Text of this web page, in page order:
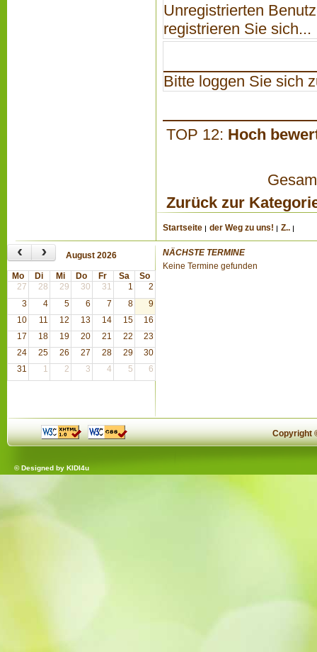
Unregistrierten
registrieren Sie sich...
Bitte loggen Sie sich
TOP 12: Hoch
Zurück zur
Startseite der Weg zu uns! Z..
‹ › August 2026
Mo Di Mi Do Fr Sa
So
27
28 29 30 31 1
2
3
4 5 6 7 8
9
10
11 12 13 14 15
16
17
18 19 20 21 22
23
24
25 26 27 28 29
30
31
1 2 3 4 5 6
NÄCHSTE TERMINE
Keine Termine gefunden
Copyright
© Designed by KIDI4u